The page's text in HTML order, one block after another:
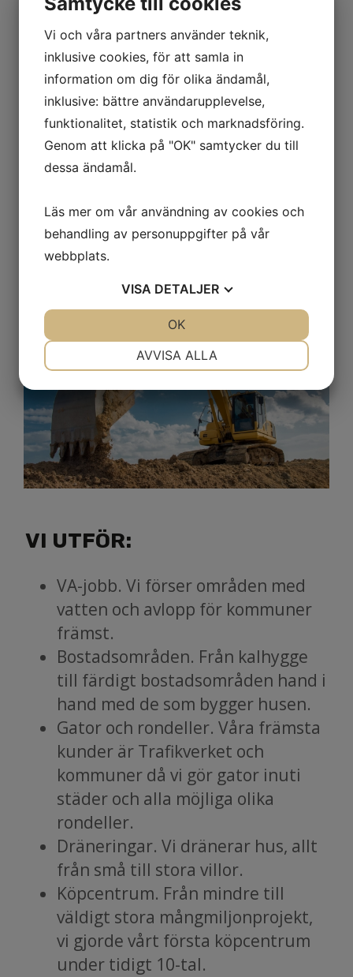
VI UTFÖR:
VA-jobb. Vi förser områden med
vatten och avlopp för kommuner
främst.
Bostadsområden. Från kalhygge
till färdigt bostadsområden hand i
hand med de som bygger husen.
Gator och rondeller. Våra främsta
kunder är Trafikverket och
kommuner då vi gör gator inuti
städer och alla möjliga olika
rondeller.
Dräneringar. Vi dränerar hus, allt
från små till stora villor.
Köpcentrum. Från mindre till
väldigt stora mångmiljonprojekt,
vi gjorde vårt första köpcentrum
under tidigt 10-tal.
Vi och våra partners använder teknik,
inklusive cookies, för att samla in
information om dig för olika ändamål,
inklusive: bättre användarupplevelse,
funktionalitet, statistik och marknadsföring.
Genom att klicka på "OK" samtycker du till
dessa ändamål.
Läs mer om vår användning av cookies och
behandling av personuppgifter på vår
webbplats.
VISA DETALJER
MARKNADSFÖRING STATISTIK
AVVISA ALLA
OK